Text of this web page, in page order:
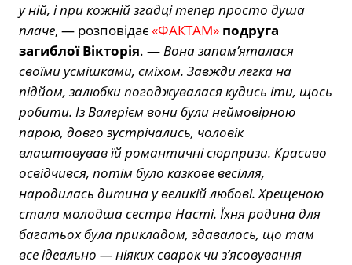
у ній, і при кожній згадці тепер просто душа
плаче, — розповідає«ФАКТАМ» подруга
загиблої Вікторія. —Вона запам’яталася
своїми усмішками, сміхом. Завжди легка на
підйом, залюбки погоджувалася кудись іти, щось
робити. Із Валерієм вони були неймовірною
парою, довго зустрічались, чоловік
влаштовував їй романтичні сюрпризи. Красиво
освідчився, потім було казкове весілля,
народилась дитина у великій любові. Хрещеною
стала молодша сестра Насті. Їхня родина для
багатьох була прикладом, здавалось, що там
все ідеально — ніяких сварок чи з’ясовування